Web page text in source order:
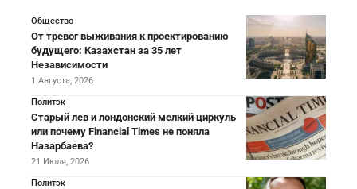
Общество
От тревог выживания к проектированию
будущего: Казахстан за 35 лет
Независимости
1 Августа, 2026
Политэк
Старый лев и лондонский мелкий циркуль
или почему Financial Times не поняла
Назарбаева?
21 Июля, 2026
Политэк